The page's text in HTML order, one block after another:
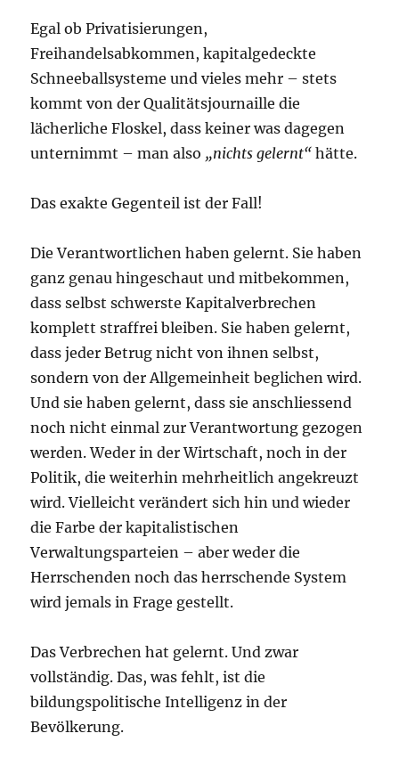
Egal ob Privatisierungen,
Freihandelsabkommen, kapitalgedeckte
Schneeballsysteme und vieles mehr – stets
kommt von der Qualitätsjournaille die
lächerliche Floskel, dass keiner was dagegen
unternimmt – man also „nichts gelernt“ hätte.
Das exakte Gegenteil ist der Fall!
Die Verantwortlichen haben gelernt. Sie haben
ganz genau hingeschaut und mitbekommen,
dass selbst schwerste Kapitalverbrechen
komplett straffrei bleiben. Sie haben gelernt,
dass jeder Betrug nicht von ihnen selbst,
sondern von der Allgemeinheit beglichen wird.
Und sie haben gelernt, dass sie anschliessend
noch nicht einmal zur Verantwortung gezogen
werden. Weder in der Wirtschaft, noch in der
Politik, die weiterhin mehrheitlich angekreuzt
wird. Vielleicht verändert sich hin und wieder
die Farbe der kapitalistischen
Verwaltungsparteien – aber weder die
Herrschenden noch das herrschende System
wird jemals in Frage gestellt.
Das Verbrechen hat gelernt. Und zwar
vollständig. Das, was fehlt, ist die
bildungspolitische Intelligenz in der
Bevölkerung.